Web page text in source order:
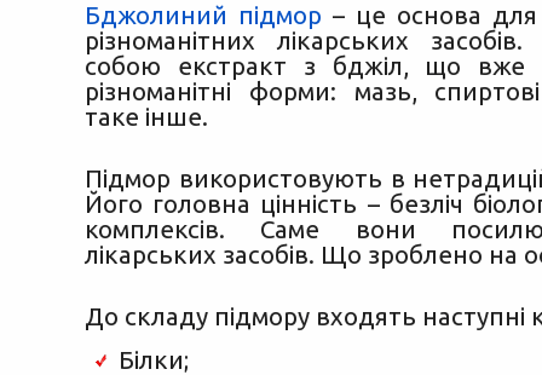
Бджолиний підмор – це основа
різноманітних лікарських
собою екстракт з бджіл, що вже
різноманітні форми: мазь,
таке інше.
Підмор використовують в
Його головна цінність – безліч
комплексів. Саме вони
лікарських засобів. Що зроблено на
До складу підмору входять наступні
Білки;